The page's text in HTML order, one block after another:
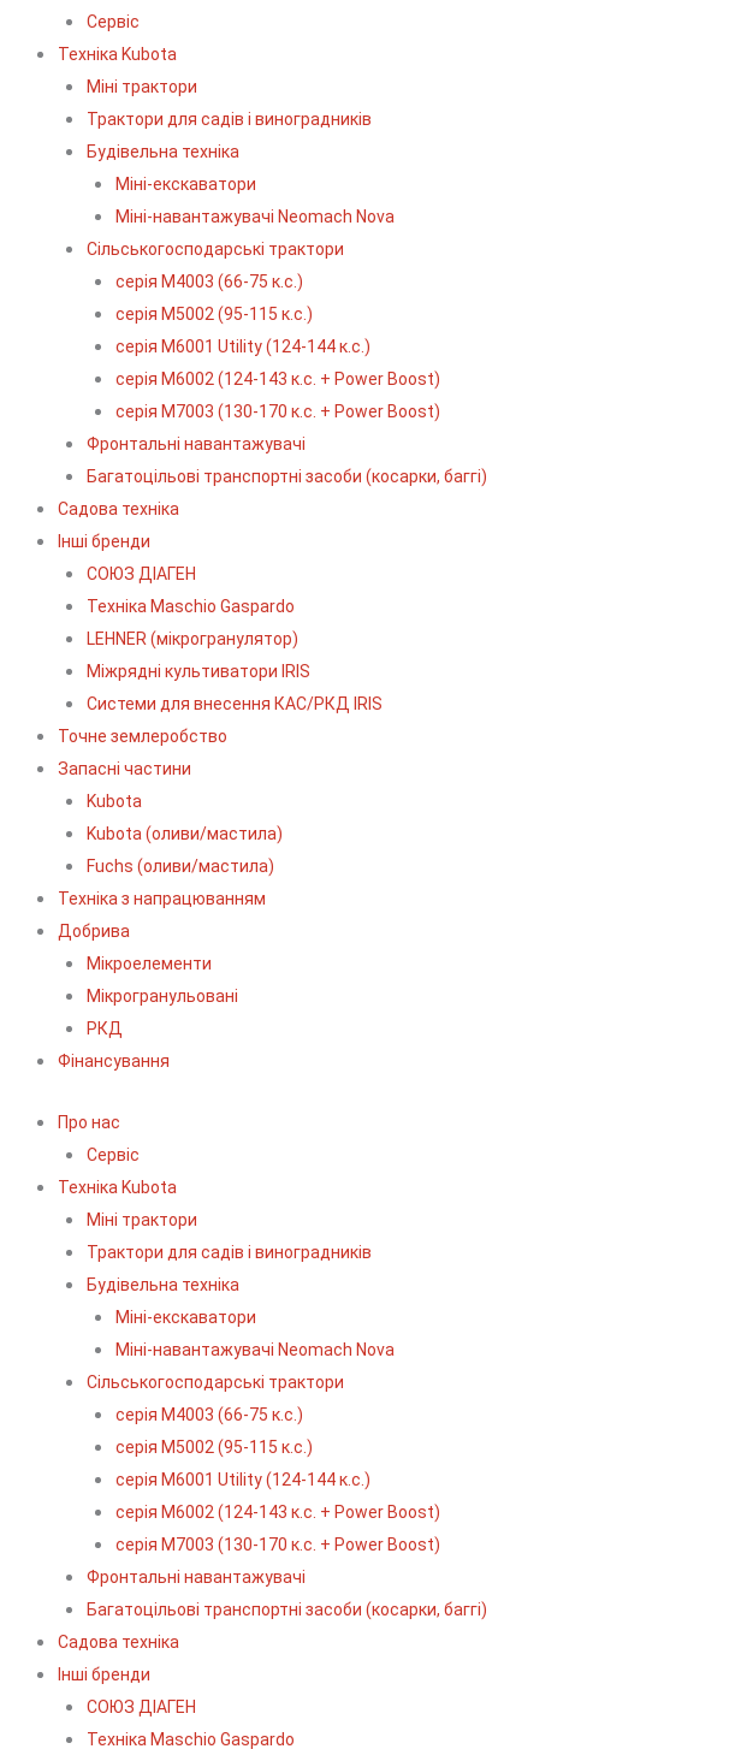
Сервіс
Технiка Kubota
Міні трактори
Трактори для садів і виноградників
Будівельна техніка
Міні-екскаватори
Міні-навантажувачі Neomach Nova
Сільськогосподарські трактори
серія М4003 (66-75 к.с.)
серія М5002 (95-115 к.с.)
серія M6001 Utility (124-144 к.с.)
серія М6002 (124-143 к.с. + Power Boost)
серія М7003 (130-170 к.с. + Power Boost)
Фронтальні навантажувачі
Багатоцільові транспортні засоби (косарки, баггі)
Садова техніка
Інші бренди
СОЮЗ ДІАГЕН
Техніка Maschio Gaspardo
LEHNER (мікрогранулятор)
Міжрядні культиватори IRIS
Системи для внесення КАС/РКД IRIS
Точне землеробство
Запасні частини
Kubota
Kubota (оливи/мастила)
Fuchs (оливи/мастила)
Техніка з напрацюванням
Добрива
Мікроелементи
Мікрогранульовані
РКД
Фінансування
Про нас
Сервіс
Технiка Kubota
Міні трактори
Трактори для садів і виноградників
Будівельна техніка
Міні-екскаватори
Міні-навантажувачі Neomach Nova
Сільськогосподарські трактори
серія М4003 (66-75 к.с.)
серія М5002 (95-115 к.с.)
серія M6001 Utility (124-144 к.с.)
серія М6002 (124-143 к.с. + Power Boost)
серія М7003 (130-170 к.с. + Power Boost)
Фронтальні навантажувачі
Багатоцільові транспортні засоби (косарки, баггі)
Садова техніка
Інші бренди
СОЮЗ ДІАГЕН
Техніка Maschio Gaspardo